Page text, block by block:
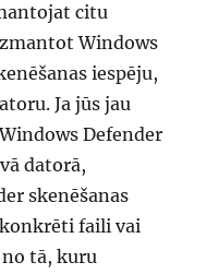
citu
Windows
iespēju,
Ja jūs jau
Defender
datorā,
skenēšanas
faili vai
tā, kuru